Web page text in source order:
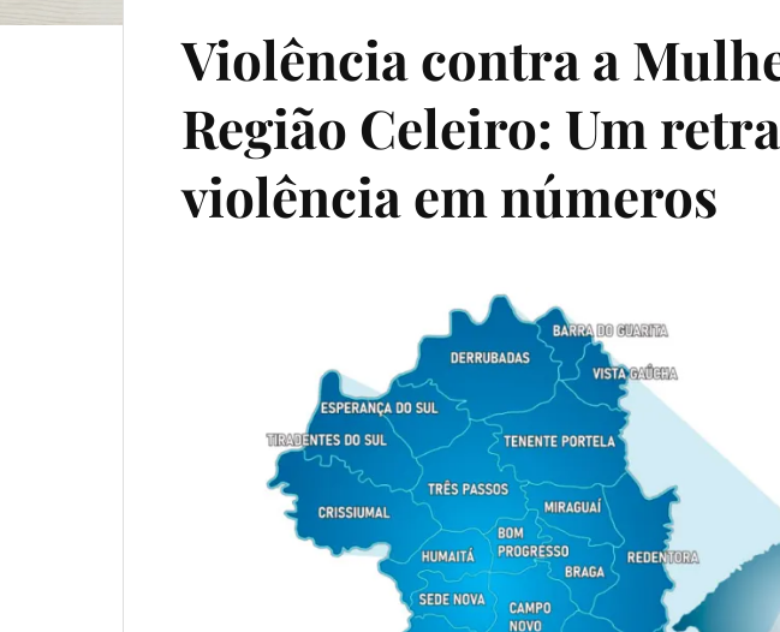
Violência contra a
Região Celeiro: Um
violência em números